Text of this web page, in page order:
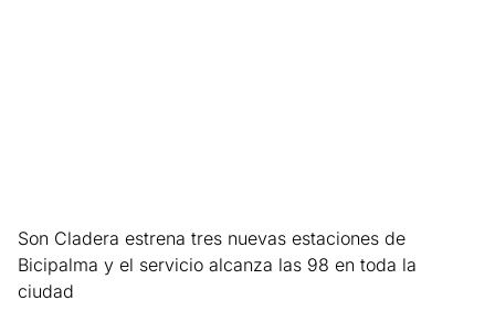
Son Cladera estrena tres nuevas estaciones de
Bicipalma y el servicio alcanza las 98 en toda la
ciudad